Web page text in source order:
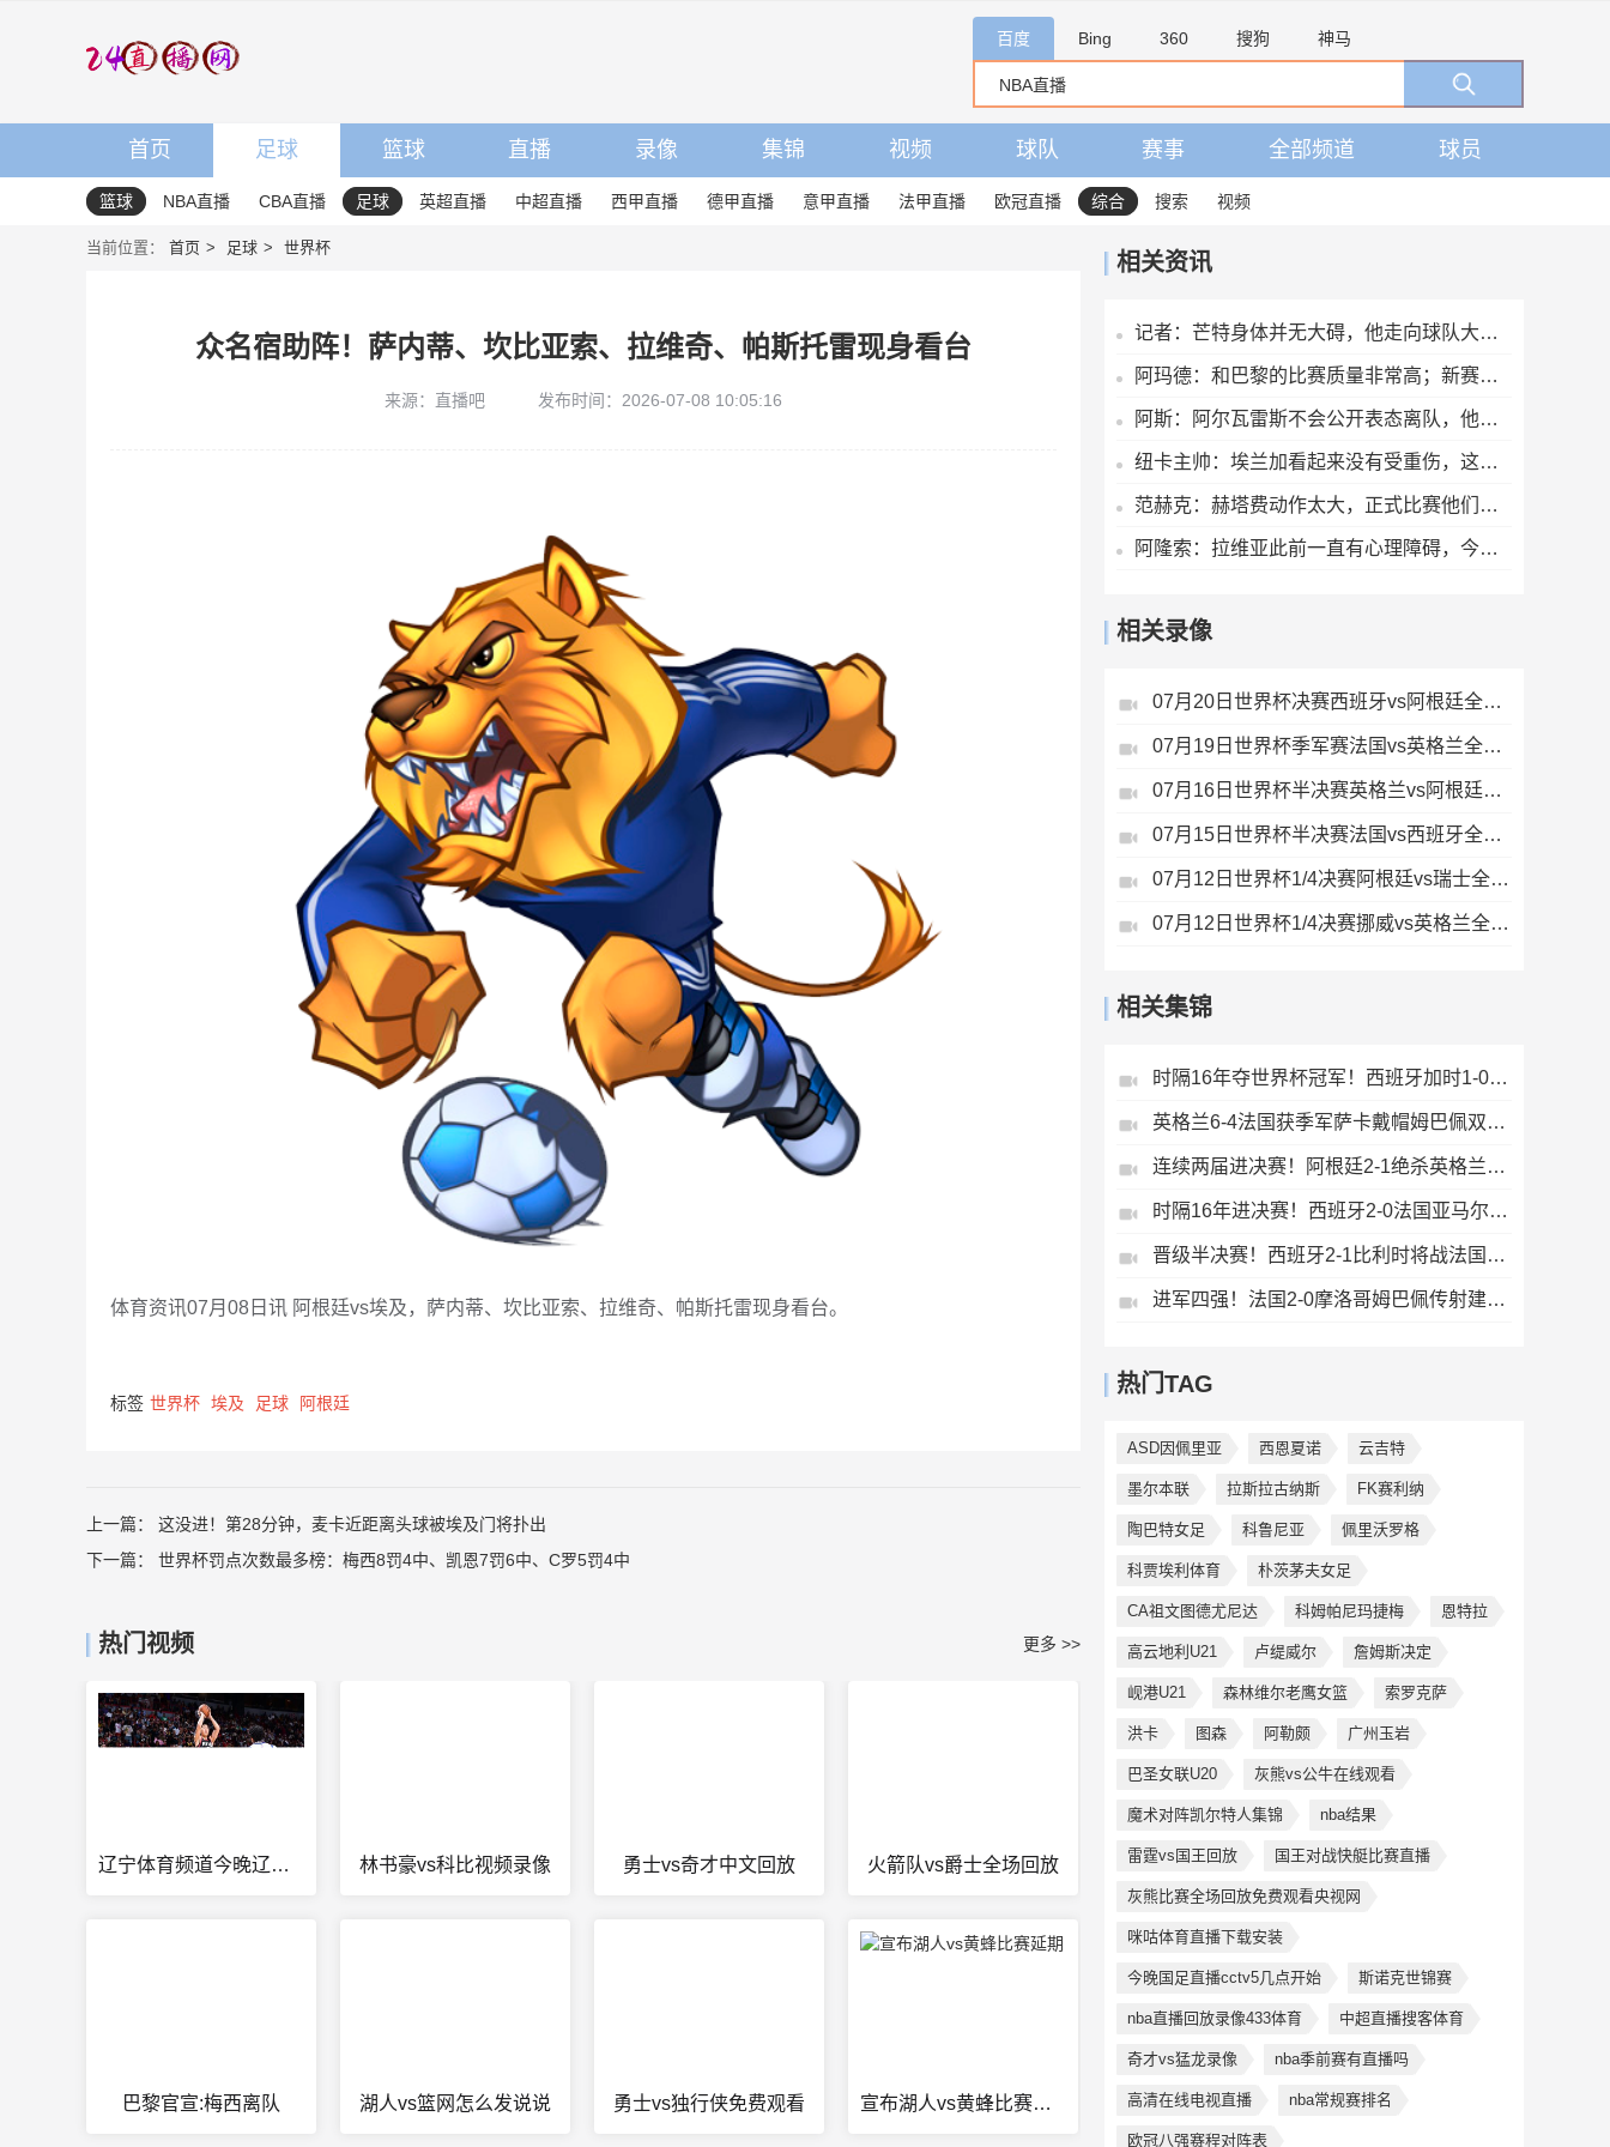
百度 Bing 360 搜狗 神马
首页 足球 篮球 直播 录像 集锦 视频 球队 赛事 全部频道 球员
篮球 NBA直播 CBA直播 足球 英超直播 中超直播 西甲直播 德甲直播 意甲直播 法甲直播 欧冠直播 综合 搜索 视频
当前位置： 首页 足球 世界杯
众名宿助阵！萨内蒂、坎比亚索、拉维奇、帕斯托雷现身看台
来源：直播吧 发布时间：2026-07-08 10:05:16
体育资讯07月08日讯 阿根廷vs埃及，萨内蒂、坎比亚索、拉维奇、帕斯托雷现身看台。
标签 世界杯 埃及 足球 阿根廷
上一篇： 这没进！第28分钟，麦卡近距离头球被埃及门将扑出
下一篇： 世界杯罚点次数最多榜：梅西8罚4中、凯恩7罚6中、C罗5罚4中
热门视频 更多 >>
辽宁体育频道今晚辽篮直播 林书豪vs科比视频录像 勇士vs奇才中文回放 火箭队vs爵士全场回放
巴黎官宣:梅西离队 湖人vs篮网怎么发说说 勇士vs独行侠免费观看 宣布湖人vs黄蜂比赛延期
相关资讯
记者：芒特身体并无大碍，他走向球队大巴时面带笑容
阿玛德：和巴黎的比赛质量非常高；新赛季全队都渴望能够斩获佳绩
阿斯：阿尔瓦雷斯不会公开表态离队，他将私下与西蒙尼和马竞沟通
纽卡主帅：埃兰加看起来没有受重伤，这才是今晚最重要的
范赫克：赫塔费动作太大，正式比赛他们可能已经吃两三张红牌了
阿隆索：拉维亚此前一直有心理障碍，今天他很累但发自内心地开心
相关录像
07月20日世界杯决赛西班牙vs阿根廷全场录像
07月19日世界杯季军赛法国vs英格兰全场录像
07月16日世界杯半决赛英格兰vs阿根廷全场录像
07月15日世界杯半决赛法国vs西班牙全场录像
07月12日世界杯1/4决赛阿根廷vs瑞士全场录像
07月12日世界杯1/4决赛挪威vs英格兰全场录像
相关集锦
时隔16年夺世界杯冠军！西班牙加时1-0阿根廷费兰制胜恩佐染红
英格兰6-4法国获季军萨卡戴帽姆巴佩双响创纪录奥利塞2助+失良机
连续两届进决赛！阿根廷2-1绝杀英格兰劳塔罗恩佐破门梅西两助攻
时隔16年进决赛！西班牙2-0法国亚马尔造点奥亚萨瓦尔、波罗破门
晋级半决赛！西班牙2-1比利时将战法国梅里诺替补绝杀拉门斯送礼
进军四强！法国2-0摩洛哥姆巴佩传射建功+失点登贝莱贴地斩
热门TAG
ASD因佩里亚 西恩夏诺 云吉特
墨尔本联 拉斯拉古纳斯 FK赛利纳
陶巴特女足 科鲁尼亚 佩里沃罗格
科贾埃利体育 朴茨茅夫女足
CA祖文图德尤尼达 科姆帕尼玛捷梅 恩特拉
高云地利U21 卢缇威尔 詹姆斯决定
岘港U21 森林维尔老鹰女篮 索罗克萨
洪卡 图森 阿勒颇 广州玉岩
巴圣女联U20 灰熊vs公牛在线观看
魔术对阵凯尔特人集锦 nba结果
雷霆vs国王回放 国王对战快艇比赛直播
灰熊比赛全场回放免费观看央视网
咪咕体育直播下载安装
今晚国足直播cctv5几点开始 斯诺克世锦赛
nba直播回放录像433体育 中超直播搜客体育
奇才vs猛龙录像 nba季前赛有直播吗
高清在线电视直播 nba常规赛排名
欧冠八强赛程对阵表